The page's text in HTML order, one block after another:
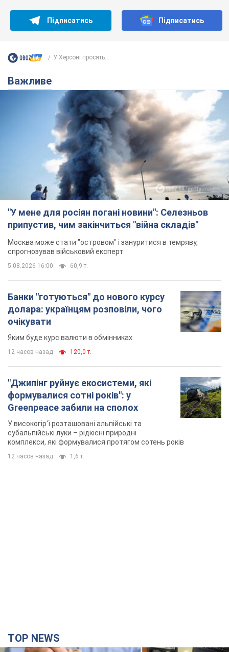
Підписатись Підписатись
У Херсоні просять...
Важливе
"У мене для росіян погані новини": Селезньов
припустив, чим закінчиться "війна складів"
Москва може стати "островом" і зануритися в темряву,
спрогнозував військовий експерт
5.08.2026 16:00 60,9 т.
Банки "готуються" до нового курсу
долара: українцям розповіли, чого
очікувати
Яким буде курс валюти в обмінниках
12 часов назад 120,0 т.
"Джипінг руйнує екосистеми, які
формувалися сотні років": у
Greenpeace забили на сполох
У високогір'ї розташовані альпійські та
субальпійські луки – рідкісні природні
комплекси, які формувалися протягом сотень років
12 часов назад 1,6 т.
TOP NEWS